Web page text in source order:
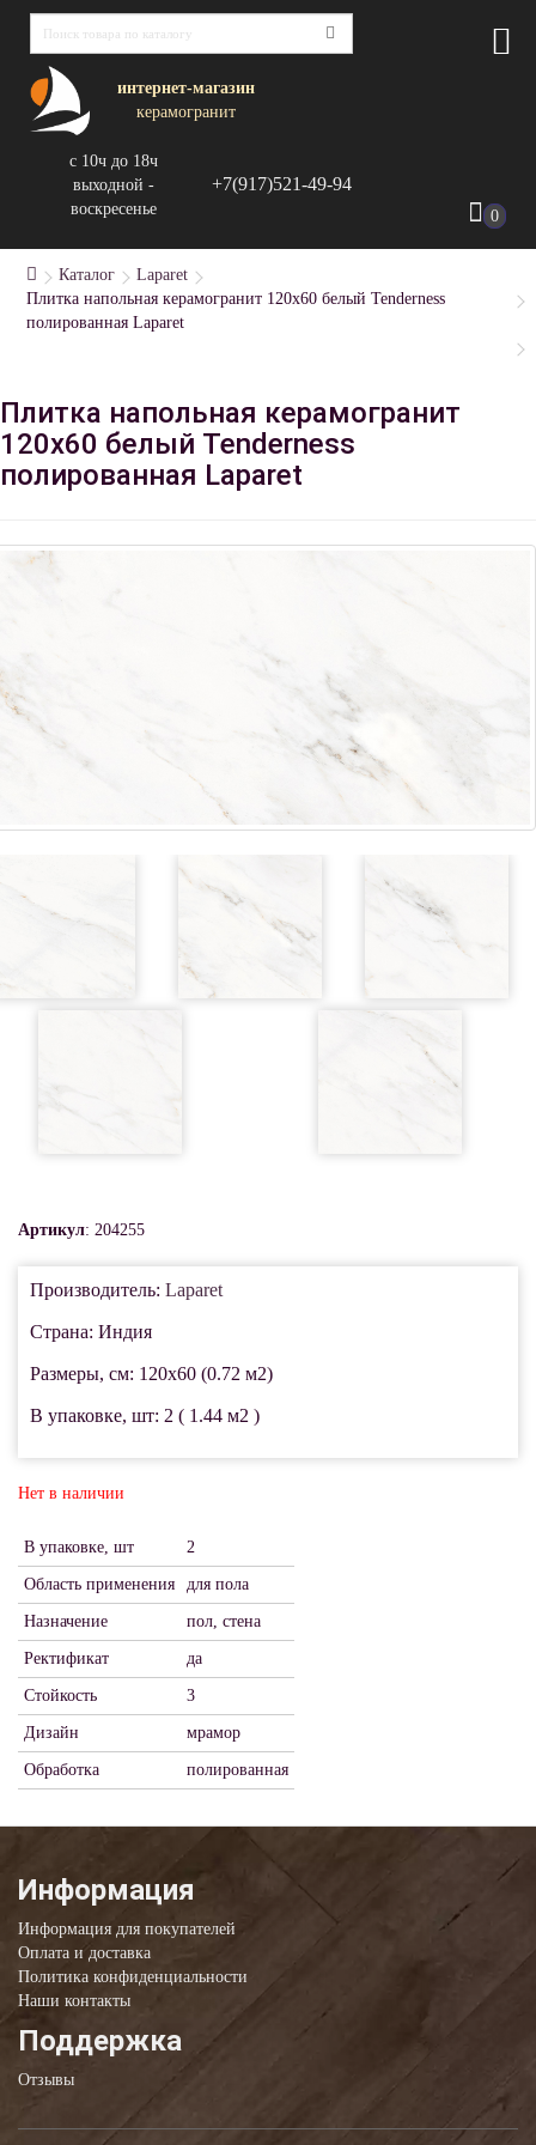
интернет-магазин
керамогранит
с 10ч до 18ч
выходной -
воскресенье
+7(917)521-49-94
0
Каталог
Laparet
Плитка напольная керамогранит 120x60 белый Tenderness
полированная Laparet
Плитка напольная керамогранит
120x60 белый Tenderness
полированная Laparet
Артикул: 204255
Производитель: Laparet
Страна: Индия
Размеры, см: 120x60 (0.72 м2)
В упаковке, шт: 2 ( 1.44 м2 )
Нет в наличии
В упаковке, шт 2
Область применения для пола
Назначение пол, стена
Ректификат да
Стойкость 3
Дизайн мрамор
Обработка полированная
Информация
Информация для покупателей
Оплата и доставка
Политика конфиденциальности
Наши контакты
Поддержка
Отзывы